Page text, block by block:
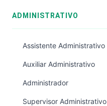
ADMINISTRATIVO
Assistente Administrativo
Auxiliar Administrativo
Administrador
Supervisor Administrativo